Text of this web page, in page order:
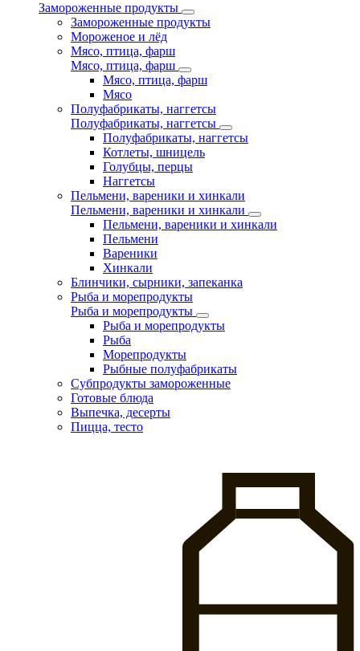
Замороженные продукты
Замороженные продукты
Мороженое и лёд
Мясо, птица, фарш
Мясо, птица, фарш
Мясо, птица, фарш
Мясо
Полуфабрикаты, наггетсы
Полуфабрикаты, наггетсы
Полуфабрикаты, наггетсы
Котлеты, шницель
Голубцы, перцы
Наггетсы
Пельмени, вареники и хинкали
Пельмени, вареники и хинкали
Пельмени, вареники и хинкали
Пельмени
Вареники
Хинкали
Блинчики, сырники, запеканка
Рыба и морепродукты
Рыба и морепродукты
Рыба и морепродукты
Рыба
Морепродукты
Рыбные полуфабрикаты
Субпродукты замороженные
Готовые блюда
Выпечка, десерты
Пицца, тесто